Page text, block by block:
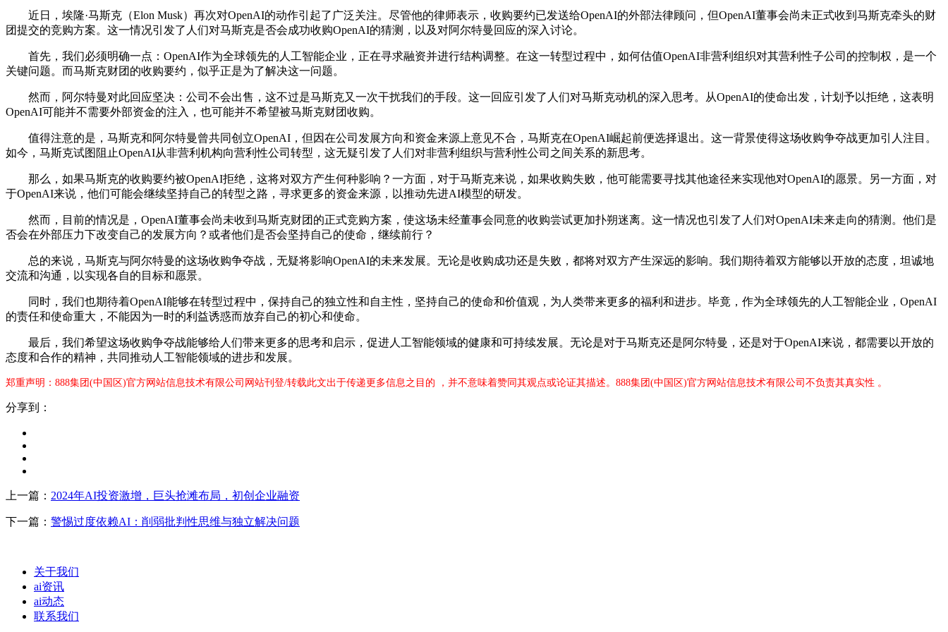
近日，埃隆·马斯克（Elon Musk）再次对OpenAI的动作引起了广泛关注。尽管他的律师表示，收购要约已发送给OpenAI的外部法律顾问，但OpenAI董事会尚未正式收到马斯克牵头的财
团提交的竞购方案。这一情况引发了人们对马斯克是否会成功收购OpenAI的猜测，以及对阿尔特曼回应的深入讨论。
首先，我们必须明确一点：OpenAI作为全球领先的人工智能企业，正在寻求融资并进行结构调整。在这一转型过程中，如何估值OpenAI非营利组织对其营利性子公司的控制权，是一个
关键问题。而马斯克财团的收购要约，似乎正是为了解决这一问题。
然而，阿尔特曼对此回应坚决：公司不会出售，这不过是马斯克又一次干扰我们的手段。这一回应引发了人们对马斯克动机的深入思考。从OpenAI的使命出发，计划予以拒绝，这表明
OpenAI可能并不需要外部资金的注入，也可能并不希望被马斯克财团收购。
值得注意的是，马斯克和阿尔特曼曾共同创立OpenAI，但因在公司发展方向和资金来源上意见不合，马斯克在OpenAI崛起前便选择退出。这一背景使得这场收购争夺战更加引人注目。
如今，马斯克试图阻止OpenAI从非营利机构向营利性公司转型，这无疑引发了人们对非营利组织与营利性公司之间关系的新思考。
那么，如果马斯克的收购要约被OpenAI拒绝，这将对双方产生何种影响？一方面，对于马斯克来说，如果收购失败，他可能需要寻找其他途径来实现他对OpenAI的愿景。另一方面，对
于OpenAI来说，他们可能会继续坚持自己的转型之路，寻求更多的资金来源，以推动先进AI模型的研发。
然而，目前的情况是，OpenAI董事会尚未收到马斯克财团的正式竞购方案，使这场未经董事会同意的收购尝试更加扑朔迷离。这一情况也引发了人们对OpenAI未来走向的猜测。他们是
否会在外部压力下改变自己的发展方向？或者他们是否会坚持自己的使命，继续前行？
总的来说，马斯克与阿尔特曼的这场收购争夺战，无疑将影响OpenAI的未来发展。无论是收购成功还是失败，都将对双方产生深远的影响。我们期待着双方能够以开放的态度，坦诚地
交流和沟通，以实现各自的目标和愿景。
同时，我们也期待着OpenAI能够在转型过程中，保持自己的独立性和自主性，坚持自己的使命和价值观，为人类带来更多的福利和进步。毕竟，作为全球领先的人工智能企业，OpenAI
的责任和使命重大，不能因为一时的利益诱惑而放弃自己的初心和使命。
最后，我们希望这场收购争夺战能够给人们带来更多的思考和启示，促进人工智能领域的健康和可持续发展。无论是对于马斯克还是阿尔特曼，还是对于OpenAI来说，都需要以开放的
态度和合作的精神，共同推动人工智能领域的进步和发展。
郑重声明：888集团(中国区)官方网站信息技术有限公司网站刊登/转载此文出于传递更多信息之目的 ，并不意味着赞同其观点或论证其描述。888集团(中国区)官方网站信息技术有限公司不负责其真实性 。
分享到：
上一篇： 2024年AI投资激增，巨头抢滩布局，初创企业融资
下一篇： 警惕过度依赖AI：削弱批判性思维与独立解决问题
关于我们
ai资讯
ai动态
联系我们